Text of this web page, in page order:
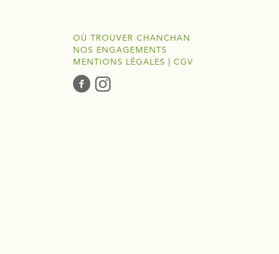
OÙ TROUVER CHANCHAN
NOS ENGAGEMENTS
MENTIONS LÉGALES
CGV